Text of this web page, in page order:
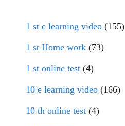
1 st e learning video (155)
1 st Home work (73)
1 st online test (4)
10 e learning video (166)
10 th online test (4)